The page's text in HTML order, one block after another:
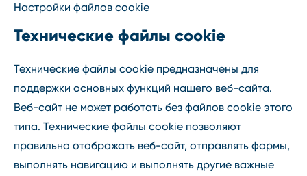
Настройки файлов cookie
Технические файлы cookie
Технические файлы cookie предназначены для
поддержки основных функций нашего веб-сайта.
Веб-сайт не может работать без файлов cookie этого
типа. Технические файлы cookie позволяют
правильно отображать веб-сайт, отправлять формы,
выполнять навигацию и выполнять другие важные